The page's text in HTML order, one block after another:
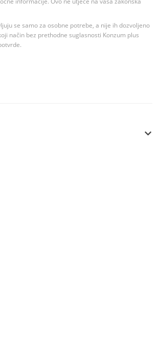
se samo za osobne potrebe, a nije ih dozvoljeno
način bez prethodne suglasnosti Konzum plus